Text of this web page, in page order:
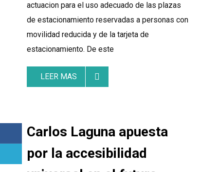
actuacion para el uso adecuado de las plazas
de estacionamiento reservadas a personas con
movilidad reducida y de la tarjeta de
estacionamiento. De este
LEER MAS
Carlos Laguna apuesta
por la accesibilidad